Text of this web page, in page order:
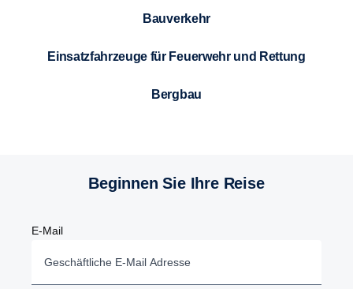
Bauverkehr
Einsatzfahrzeuge für Feuerwehr und Rettung
Bergbau
Beginnen Sie Ihre Reise
E-Mail